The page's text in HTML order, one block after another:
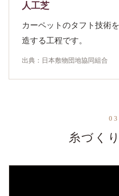
人工芝
カーペットのタフト技術
造する工程です。
出典：日本敷物団地協同組合
03
糸づく